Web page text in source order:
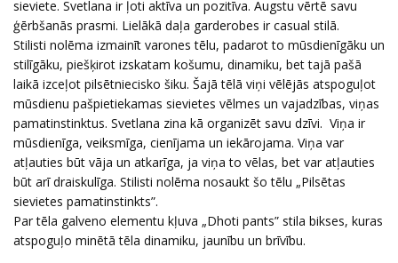
sieviete. Svetlana ir ļoti aktīva un pozitīva. Augstu vērtē savu
ģērbšanās prasmi. Lielākā daļa garderobes ir casual stilā.
Stilisti nolēma izmainīt varones tēlu, padarot to mūsdienīgāku un
stilīgāku, piešķirot izskatam košumu, dinamiku, bet tajā pašā
laikā izceļot pilsētniecisko šiku. Šajā tēlā viņi vēlējās atspoguļot
mūsdienu pašpietiekamas sievietes vēlmes un vajadzības, viņas
pamatinstinktus. Svetlana zina kā organizēt savu dzīvi. Viņa ir
mūsdienīga, veiksmīga, cienījama un iekārojama. Viņa var
atļauties būt vāja un atkarīga, ja viņa to vēlas, bet var atļauties
būt arī draiskulīga. Stilisti nolēma nosaukt šo tēlu „Pilsētas
sievietes pamatinstinkts”.
Par tēla galveno elementu kļuva „Dhoti pants” stila bikses, kuras
atspoguļo minētā tēla dinamiku, jaunību un brīvību.